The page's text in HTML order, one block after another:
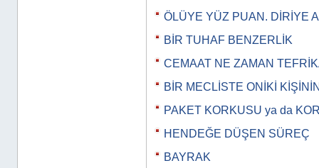
ÖLÜYE YÜZ PUAN. DİRİYE
BİR TUHAF BENZERLİK
CEMAAT NE ZAMAN
BİR MECLİSTE ONİKİ
PAKET KORKUSU ya da
HENDEĞE DÜŞEN SÜREÇ
BAYRAK